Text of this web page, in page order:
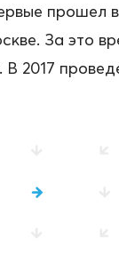
прошел
За это
В 2017